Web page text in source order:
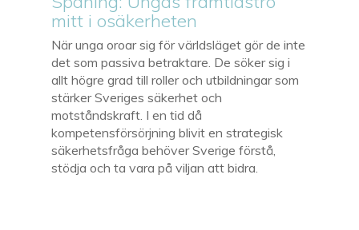
mitt i osäkerheten
När unga oroar sig för världsläget gör de inte
det som passiva betraktare. De söker sig i
allt högre grad till roller och utbildningar som
stärker Sveriges säkerhet och
motståndskraft. I en tid då
kompetensförsörjning blivit en strategisk
säkerhetsfråga behöver Sverige förstå,
stödja och ta vara på viljan att bidra.